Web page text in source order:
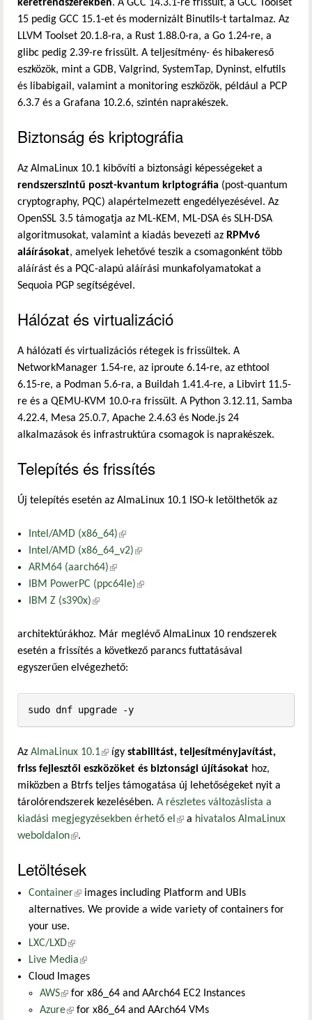
keretrendszerekben. A GCC 14.3.1-re frissült, a GCC Toolset
15 pedig GCC 15.1-et és modernizált Binutils-t tartalmaz. Az
LLVM Toolset 20.1.8-ra, a Rust 1.88.0-ra, a Go 1.24-re, a
glibc pedig 2.39-re frissült. A teljesítmény- és hibakereső
eszközök, mint a GDB, Valgrind, SystemTap, Dyninst, elfutils
és libabigail, valamint a monitoring eszközök, például a PCP
6.3.7 és a Grafana 10.2.6, szintén naprakészek.
Biztonság és kriptográfia
Az AlmaLinux 10.1 kibővíti a biztonsági képességeket a
rendszerszintű poszt-kvantum kriptográfia (post-quantum
cryptography, PQC) alapértelmezett engedélyezésével. Az
OpenSSL 3.5 támogatja az ML-KEM, ML-DSA és SLH-DSA
algoritmusokat, valamint a kiadás bevezeti az RPMv6
aláírásokat, amelyek lehetővé teszik a csomagonként több
aláírást és a PQC-alapú aláírási munkafolyamatokat a
Sequoia PGP segítségével.
Hálózat és virtualizáció
A hálózati és virtualizációs rétegek is frissültek. A
NetworkManager 1.54-re, az iproute 6.14-re, az ethtool
6.15-re, a Podman 5.6-ra, a Buildah 1.41.4-re, a Libvirt 11.5-
re és a QEMU-KVM 10.0-ra frissült. A Python 3.12.11, Samba
4.22.4, Mesa 25.0.7, Apache 2.4.63 és Node.js 24
alkalmazások és infrastruktúra csomagok is naprakészek.
Telepítés és frissítés
Új telepítés esetén az AlmaLinux 10.1 ISO-k letölthetők az
Intel/AMD (x86_64)(külső hivatkozás)
Intel/AMD (x86_64_v2)(külső hivatkozás)
ARM64 (aarch64)(külső hivatkozás)
IBM PowerPC (ppc64le)(külső hivatkozás)
IBM Z (s390x)(külső hivatkozás)
architektúrákhoz. Már meglévő AlmaLinux 10 rendszerek
esetén a frissítés a következő parancs futtatásával
egyszerűen elvégezhető:
sudo dnf upgrade -y
Az AlmaLinux 10.1(külső hivatkozás)
így stabilitást, teljesítményjavítást,
friss fejlesztői eszközöket és biztonsági újításokat hoz,
miközben a Btrfs teljes támogatása új lehetőségeket nyit a
tárolórendszerek kezelésében. A részletes változáslista a
kiadási megjegyzésekben érhető el (külső hivatkozás)
a hivatalos AlmaLinux
weboldalon(külső hivatkozás)
.
Letöltések
Container(külső hivatkozás)
images including Platform and UBIs
alternatives. We provide a wide variety of containers for
your use.
LXC/LXD(külső hivatkozás)
Live Media(külső hivatkozás)
Cloud Images
AWS(külső hivatkozás)
for x86_64 and AArch64 EC2 Instances
Azure(külső hivatkozás)
for x86_64 and AArch64 VMs